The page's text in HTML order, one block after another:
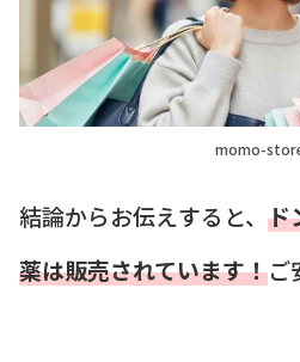
momo-
結論からお伝えすると、 ド
薬は販売されています！ご